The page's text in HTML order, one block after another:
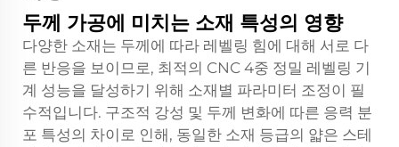
두께 가공에 미치는 소재 특성의 영향
다양한 소재는 두께에 따라 레벨링 힘에 대해 서로 다
른 반응을 보이므로, 최적의 CNC 4중 정밀 레벨링 기
계 성능을 달성하기 위해 소재별 파라미터 조정이 필
수적입니다. 구조적 강성 및 두께 변화에 따른 응력 분
포 특성의 차이로 인해, 동일한 소재 등급의 얇은 스테